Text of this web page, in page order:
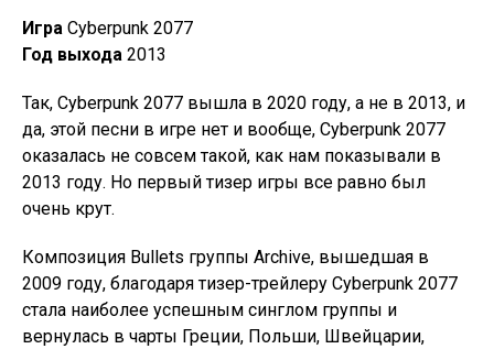
Игра Cyberpunk 2077
Год выхода 2013
Так, Cyberpunk 2077 вышла в 2020 году, а не в 2013, и
да, этой песни в игре нет и вообще, Cyberpunk 2077
оказалась не совсем такой, как нам показывали в
2013 году. Но первый тизер игры все равно был
очень крут.
Композиция Bullets группы Archive, вышедшая в
2009 году, благодаря тизер-трейлеру Cyberpunk 2077
стала наиболее успешным синглом группы и
вернулась в чарты Греции, Польши, Швейцарии,